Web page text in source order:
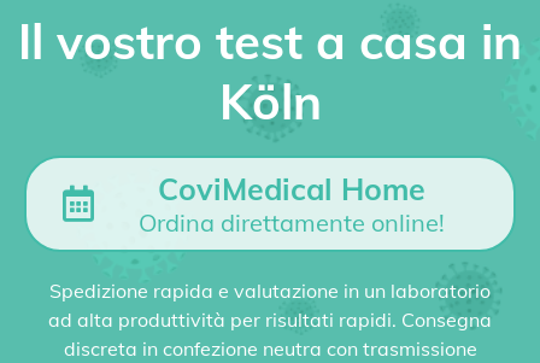
Il vostro test a casa in
Köln
CoviMedical Home
Ordina direttamente online!
Spedizione rapida e valutazione in un laboratorio
ad alta produttività per risultati rapidi. Consegna
discreta in confezione neutra con trasmissione